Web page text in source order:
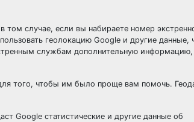
том случае, если вы набираете номер
геолокацию Google и другие данные,
службам дополнительную информацию,
того, чтобы им было проще вам помочь.
Google статистические и другие данные об